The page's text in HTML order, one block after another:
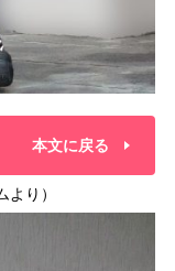
本文に戻る
り）